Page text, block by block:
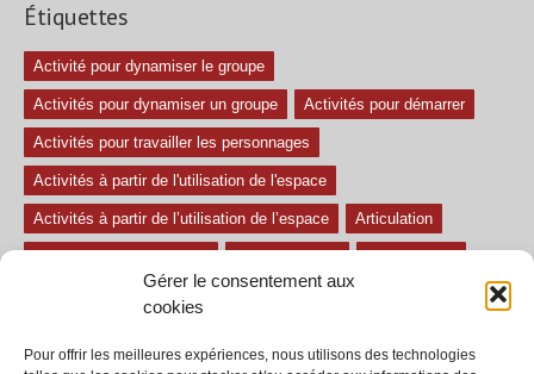
Gérer le consentement aux
cookies
Pour offrir les meilleures expériences, nous utilisons des technologies
Étiquettes
Activité pour dynamiser le groupe
Activités pour dynamiser un groupe Activités pour démarrer
Activités pour travailler les personnages
Activités à partir de l'utilisation de l'espace
Activités à partir de l’utilisation de l’espace Articulation
Exercices difficiles